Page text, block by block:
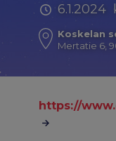
6.1.2024
Koskelan
Mertatie 6,
https://